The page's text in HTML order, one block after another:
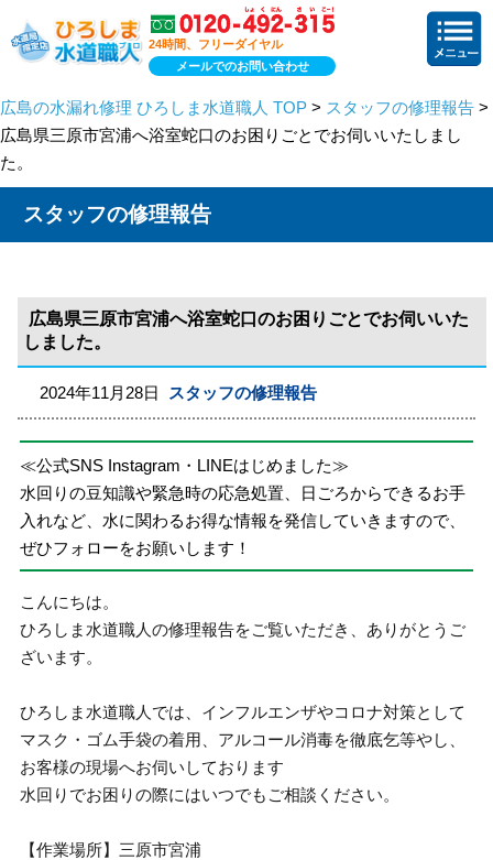
24時間、フリーダイヤル
メールでのお問い合わせ
広島の水漏れ修理 ひろしま水道職人 TOP > スタッフの修理報告 >
広島県三原市宮浦へ浴室蛇口のお困りごとでお伺いいたしまし
た。
スタッフの修理報告
広島県三原市宮浦へ浴室蛇口のお困りごとでお伺いいた
しました。
2024年11月28日 スタッフの修理報告
≪公式SNS Instagram・LINEはじめました≫
水回りの豆知識や緊急時の応急処置、日ごろからできるお手
入れなど、水に関わるお得な情報を発信していきますので、
ぜひフォローをお願いします！
こんにちは。
ひろしま水道職人の修理報告をご覧いただき、ありがとうご
ざいます。
ひろしま水道職人では、インフルエンザやコロナ対策として
マスク・ゴム手袋の着用、アルコール消毒を徹底乞等やし、
お客様の現場へお伺いしております
水回りでお困りの際にはいつでもご相談ください。
【作業場所】三原市宮浦